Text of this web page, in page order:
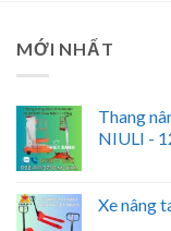
MỚI NHẤT
Thang
NIULI -
Xe nâng